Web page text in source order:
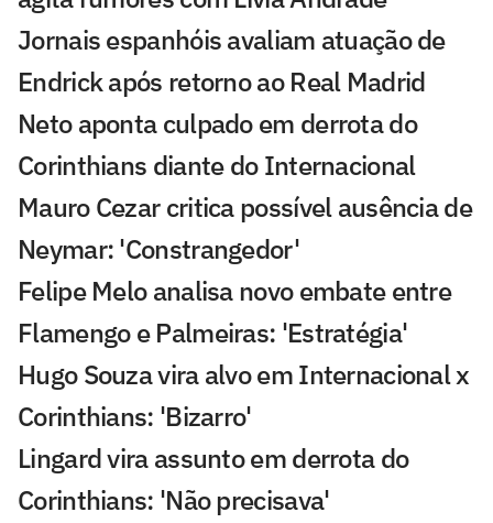
Jornais espanhóis avaliam atuação de
Endrick após retorno ao Real Madrid
Neto aponta culpado em derrota do
Corinthians diante do Internacional
Mauro Cezar critica possível ausência de
Neymar: 'Constrangedor'
Felipe Melo analisa novo embate entre
Flamengo e Palmeiras: 'Estratégia'
Hugo Souza vira alvo em Internacional x
Corinthians: 'Bizarro'
Lingard vira assunto em derrota do
Corinthians: 'Não precisava'